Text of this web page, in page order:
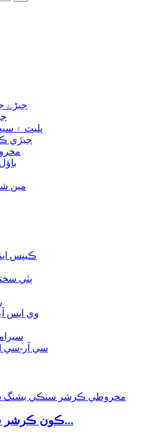
جبڑے
پليٽ ۽
جبڙي
مين
ڪيپس
ٻٽي
وي ايس
سي آر-سي
ڪون ڪرشر سنڪي بش...